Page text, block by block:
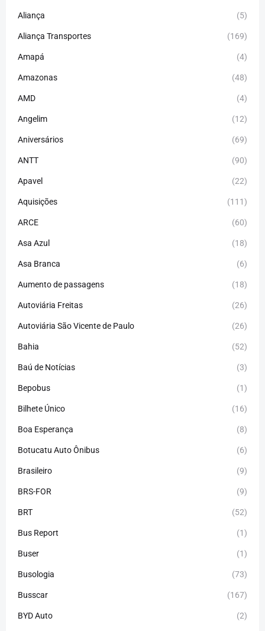
Aliança (5)
Aliança Transportes (169)
Amapá (4)
Amazonas (48)
AMD (4)
Angelim (12)
Aniversários (69)
ANTT (90)
Apavel (22)
Aquisições (111)
ARCE (60)
Asa Azul (18)
Asa Branca (6)
Aumento de passagens (18)
Autoviária Freitas (26)
Autoviária São Vicente de Paulo (26)
Bahia (52)
Baú de Notícias (3)
Bepobus (1)
Bilhete Único (16)
Boa Esperança (8)
Botucatu Auto Ônibus (6)
Brasileiro (9)
BRS-FOR (9)
BRT (52)
Bus Report (1)
Buser (1)
Busologia (73)
Busscar (167)
BYD Auto (2)